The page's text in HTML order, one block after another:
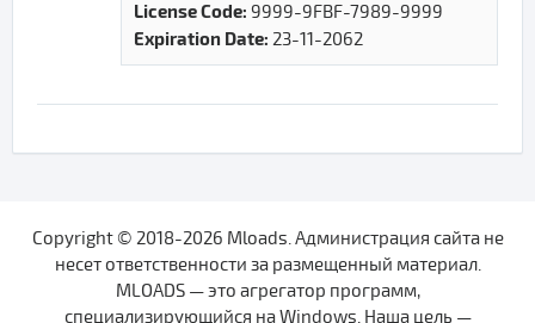
License Code: 9999-9FBF-7989-9999
Expiration Date: 23-11-2062
Copyright © 2018-2026 Mloads. Администрация сайта не
несет ответственности за размещенный материал.
MLOADS — это агрегатор программ,
специализирующийся на Windows. Наша цель —